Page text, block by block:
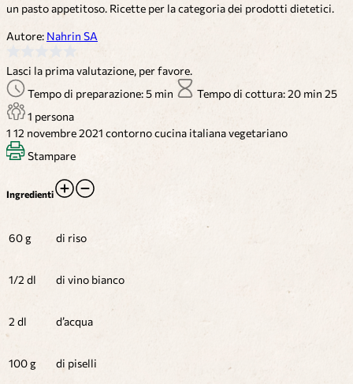
un pasto appetitoso. Ricette per la categoria dei prodotti dietetici.
Autore: Nahrin SA
Lasci la prima valutazione, per favore.
Tempo di preparazione: 5 min
Tempo di cottura: 20 min 25
1 persona
1 12 novembre 2021 contornocucina italianavegetariano
Stampare
Ingredienti
60 g di riso
1/2 dl di vino bianco
2 dl d’acqua
100 g di piselli